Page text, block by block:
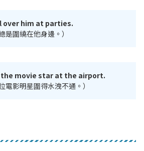
over him at parties.
是圍繞在他身邊。）
the movie star at the airport.
電影明星圍得水洩不通。）